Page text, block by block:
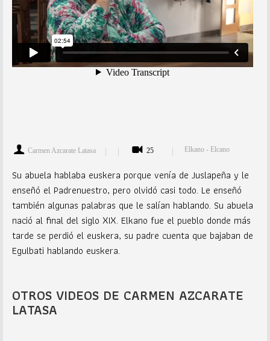
Carmen Azcarate Latasa 25 Elkano - Elcano
Su abuela hablaba euskera porque venía de Juslapeña y le
enseñó el Padrenuestro, pero olvidó casi todo. Le enseñó
también algunas palabras que le salían hablando. Su abuela
nació al final del siglo XIX. Elkano fue el pueblo donde más
tarde se perdió el euskera, su padre cuenta que bajaban de
Egulbati hablando euskera.
OTROS VIDEOS DE CARMEN AZCARATE
LATASA